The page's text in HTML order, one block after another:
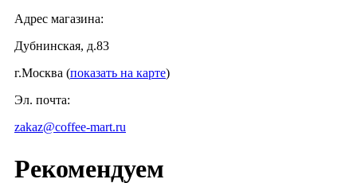
Адрес магазина:
Дубнинская, д.83
г.Москва (показать на карте)
Эл. почта:
zakaz@coffee-mart.ru
Рекомендуем